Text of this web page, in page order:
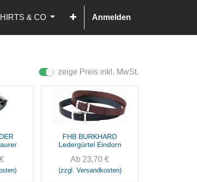
& CO Anmelden
zeige Preis inkl. MwSt.
€
FHB BURKHARD
Ledergürtel Eindorn
Ab 23,70 €
(zzgl. Versandkosten)